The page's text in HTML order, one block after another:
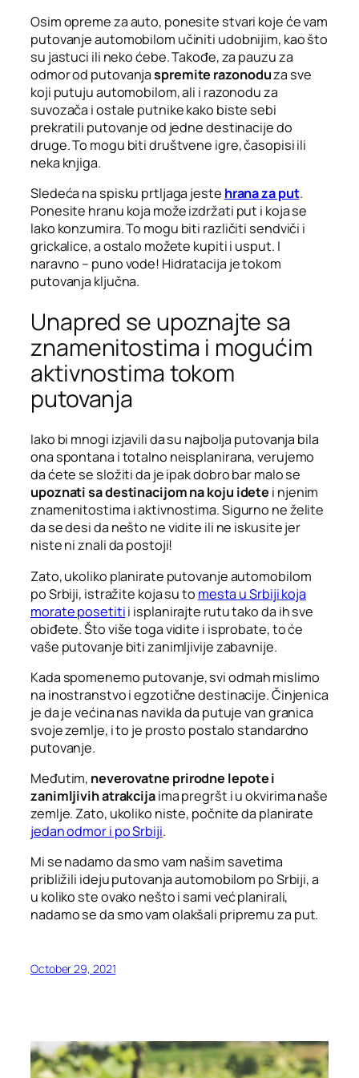
Osim opreme za auto, ponesite stvari koje će vam
putovanje automobilom učiniti udobnijim, kao što
su jastuci ili neko ćebe. Takođe, za pauzu za
odmor od putovanjaspremite razonoduza sve
koji putuju automobilom, ali i razonodu za
suvozača i ostale putnike kako biste sebi
prekratili putovanje od jedne destinacije do
druge. To mogu biti društvene igre, časopisi ili
neka knjiga.
Sledeća na spisku prtljaga jeste hrana za put.
Ponesite hranu koja može izdržati put i koja se
lako konzumira. To mogu biti različiti sendviči i
grickalice, a ostalo možete kupiti i usput. I
naravno – puno vode! Hidratacija je tokom
putovanja ključna.
Unapred se upoznajte sa
znamenitostima i mogućim
aktivnostima tokom
putovanja
Iako bi mnogi izjavili da su najbolja putovanja bila
ona spontana i totalno neisplanirana, verujemo
da ćete se složiti da je ipak dobro bar malo se
upoznati sa destinacijom na koju idete i njenim
znamenitostima i aktivnostima. Sigurno ne želite
da se desi da nešto ne vidite ili ne iskusite jer
niste ni znali da postoji!
Zato, ukoliko planirate putovanje automobilom
po Srbiji, istražite koja su to mesta u Srbiji koja
morate posetitii isplanirajte rutu tako da ih sve
obiđete. Što više toga vidite i isprobate, to će
vaše putovanje biti zanimljivije zabavnije.
Kada spomenemo putovanje, svi odmah mislimo
na inostranstvo i egzotične destinacije. Činjenica
je da je većina nas navikla da putuje van granica
svoje zemlje, i to je prosto postalo standardno
putovanje.
Međutim, neverovatne prirodne lepote i
zanimljivih atrakcijaima pregršt i u okvirima naše
zemlje. Zato, ukoliko niste, počnite da planirate
jedan odmor i po Srbiji.
Mi se nadamo da smo vam našim savetima
približili ideju putovanja automobilom po Srbiji, a
u koliko ste ovako nešto i sami već planirali,
nadamo se da smo vam olakšali pripremu za put.
October 29, 2021